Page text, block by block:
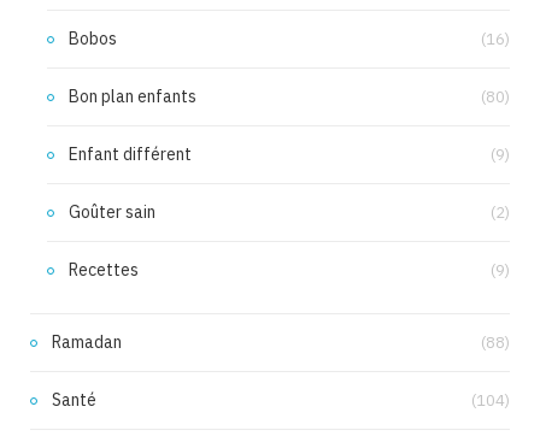
Bobos (16)
Bon plan enfants (80)
Enfant différent (9)
Goûter sain (2)
Recettes (9)
Ramadan (88)
Santé (104)